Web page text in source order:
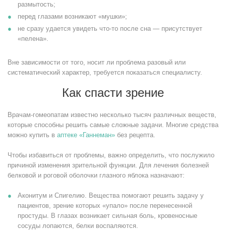
размытость;
перед глазами возникают «мушки»;
не сразу удается увидеть что-то после сна — присутствует
«пелена».
Вне зависимости от того, носит ли проблема разовый или
систематический характер, требуется показаться специалисту.
Как спасти зрение
Врачам-гомеопатам известно несколько тысяч различных веществ,
которые способны решить самые сложные задачи. Многие средства
можно купить в аптеке «Ганнеман» без рецепта.
Чтобы избавиться от проблемы, важно определить, что послужило
причиной изменения зрительной функции. Для лечения болезней
белковой и роговой оболочки глазного яблока назначают:
Аконитум и Спигелию. Вещества помогают решить задачу у
пациентов, зрение которых «упало» после перенесенной
простуды. В глазах возникает сильная боль, кровеносные
сосуды лопаются, белки воспаляются.